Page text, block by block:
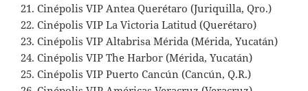
Cinépolis VIP Antea Querétaro (Juriquilla, Qro.)
Cinépolis VIP La Victoria Latitud (Querétaro)
Cinépolis VIP Altabrisa Mérida (Mérida, Yucatán)
Cinépolis VIP The Harbor (Mérida, Yucatán)
Cinépolis VIP Puerto Cancún (Cancún, Q.R.)